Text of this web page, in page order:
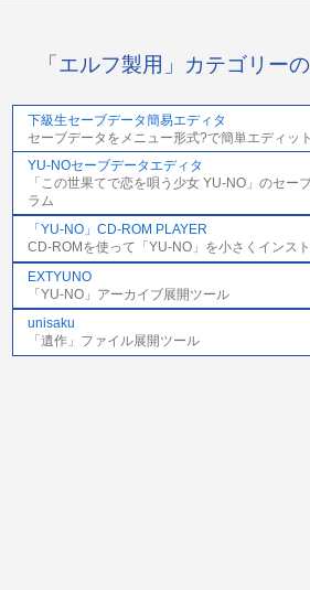
「エルフ製用」カテゴリー
下級生セーブデータ簡易エディタ
セーブデータをメニュー形式?で簡単エディット
YU-NOセーブデータエディタ
「この世果てで恋を唄う少女 YU-NO」のセー
ラム
「YU-NO」CD-ROM PLAYER
CD-ROMを使って「YU-NO」を小さくインス
EXTYUNO
「YU-NO」アーカイブ展開ツール
unisaku
「遺作」ファイル展開ツール